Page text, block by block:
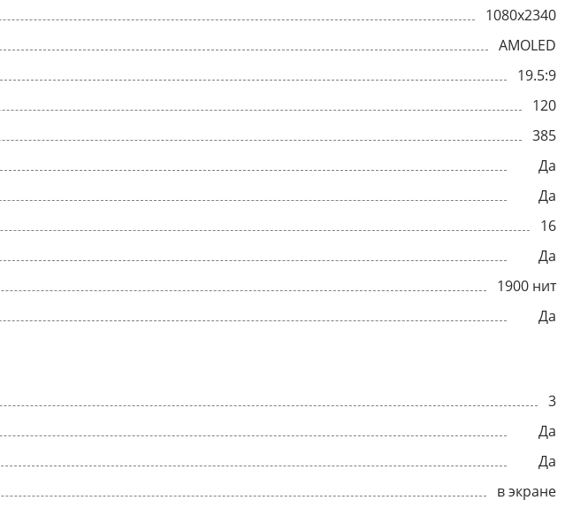
1080x2340
AMOLED
19.5:9
120
385
Да
Да
16
Да
1900 нит
Да
3
Да
Да
в экране